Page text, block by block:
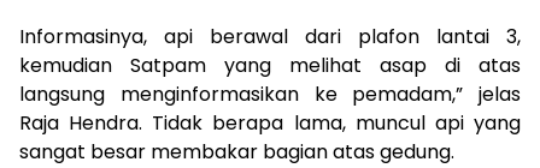
Informasinya, api berawal dari plafon lantai 3,
kemudian Satpam yang melihat asap di atas
langsung menginformasikan ke pemadam,” jelas
Raja Hendra. Tidak berapa lama, muncul api yang
sangat besar membakar bagian atas gedung.